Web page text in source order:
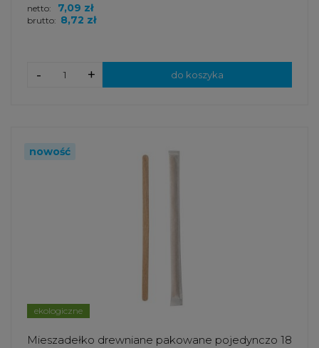
brutto: 8,72 zł
netto: 7,09 zł
+
- do koszyka
ekologiczne
Mieszadełko drewniane pakowane pojedynczo 18
nowość